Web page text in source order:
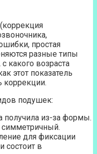
простая
разные типы
какого возраста
этот показатель
коррекции.
подушек:
получила из-за формы.
для фиксации
состоит в